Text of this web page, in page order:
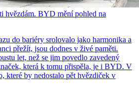
hvězdám. BYD mění pohled na
do bariéry srolovalo jako harmonika a
přežít, jsou dodnes v živé paměti.
let, než se jim povedlo zavedený
která k tomu přispěla, je i BYD. V
které by nedostalo pět hvězdiček v